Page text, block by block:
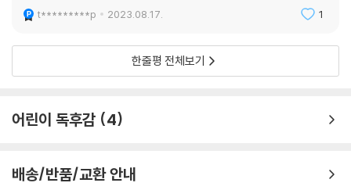
t*********p 2023.08.17. 1
한줄평 전체보기
어린이 독후감 4
배송/반품/교환 안내